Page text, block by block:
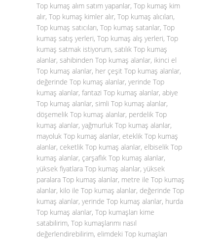
Top kumaş alım satım yapanlar, Top kumaş kim
alır, Top kumaş kimler alır, Top kumaş alıcıları,
Top kumaş satıcıları, Top kumaş satanlar, Top
kumaş satış yerleri, Top kumaş alış yerleri, Top
kumaş satmak istiyorum, satılık Top kumaş
alanlar, sahibinden Top kumaş alanlar, ikinci el
Top kumaş alanlar, her çeşit Top kumaş alanlar,
değerinde Top kumaş alanlar, yerinde Top
kumaş alanlar, fantazi Top kumaş alanlar, abiye
Top kumaş alanlar, simli Top kumaş alanlar,
döşemelik Top kumaş alanlar, perdelik Top
kumaş alanlar, yağmurluk Top kumaş alanlar,
mayoluk Top kumaş alanlar, eteklik Top kumaş
alanlar, ceketlik Top kumaş alanlar, elbiselik Top
kumaş alanlar, çarşaflık Top kumaş alanlar,
yüksek fiyatlara Top kumaş alanlar, yüksek
paralara Top kumaş alanlar, metre ile Top kumaş
alanlar, kilo ile Top kumaş alanlar, değerinde Top
kumaş alanlar, yerinde Top kumaş alanlar, hurda
Top kumaş alanlar, Top kumaşları kime
satabilirim, Top kumaşlarımı nasıl
değerlendirebilirim, elimdeki Top kumaşları